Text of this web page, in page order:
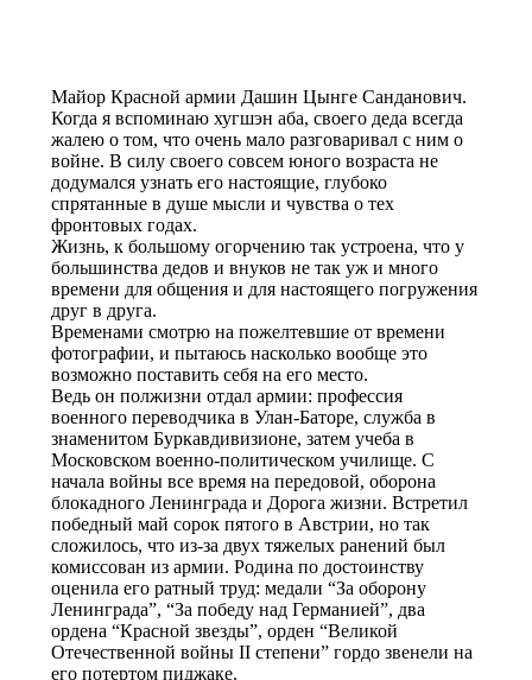
Майор Красной армии Дашин Цынге Санданович.
Когда я вспоминаю хугшэн аба, своего деда всегда
жалею о том, что очень мало разговаривал с ним о
войне. В силу своего совсем юного возраста не
додумался узнать его настоящие, глубоко
спрятанные в душе мысли и чувства о тех
фронтовых годах.
Жизнь, к большому огорчению так устроена, что у
большинства дедов и внуков не так уж и много
времени для общения и для настоящего погружения
друг в друга.
Временами смотрю на пожелтевшие от времени
фотографии, и пытаюсь насколько вообще это
возможно поставить себя на его место.
Ведь он полжизни отдал армии: профессия
военного переводчика в Улан-Баторе, служба в
знаменитом Буркавдивизионе, затем учеба в
Московском военно-политическом училище. С
начала войны все время на передовой, оборона
блокадного Ленинграда и Дорога жизни. Встретил
победный май сорок пятого в Австрии, но так
сложилось, что из-за двух тяжелых ранений был
комиссован из армии. Родина по достоинству
оценила его ратный труд: медали “За оборону
Ленинграда”, “За победу над Германией”, два
ордена “Красной звезды”, орден “Великой
Отечественной войны II степени” гордо звенели на
его потертом пиджаке.